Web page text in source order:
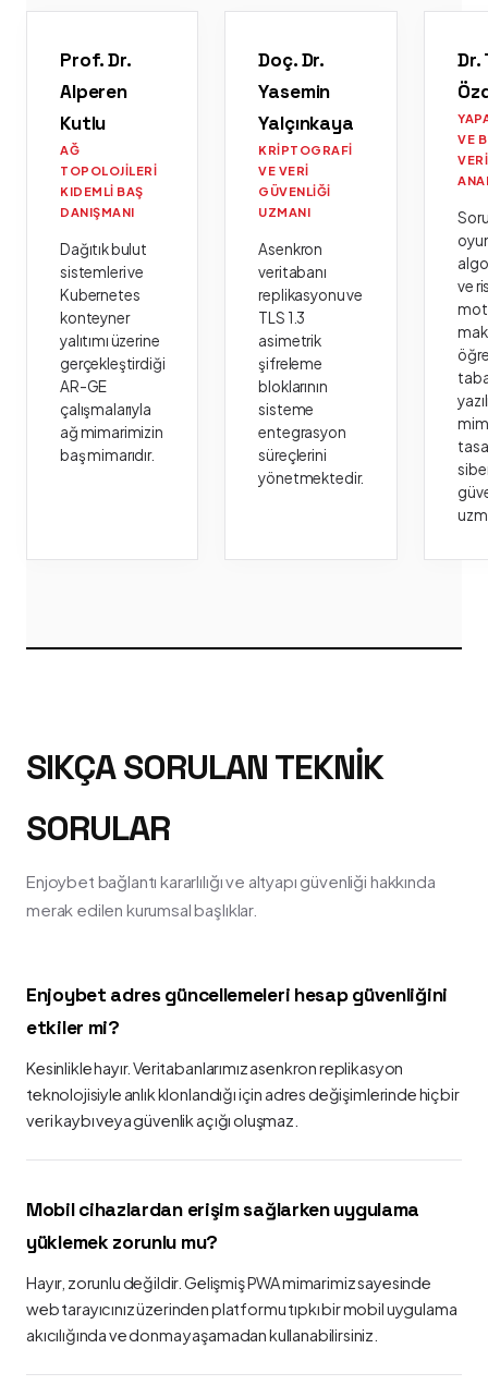
Prof. Dr.
Alperen
Kutlu
AĞ
TOPOLOJILERI
KIDEMLI BAŞ
DANIŞMANI
Dağıtık bulut
sistemleri ve
Kubernetes
konteyner
yalıtımı üzerine
gerçekleştirdiği
AR-GE
çalışmalarıyla
ağ mimarimizin
baş mimarıdır.
Doç. Dr.
Yasemin
Yalçınkaya
KRIPTOGRAFI
VE VERI
GÜVENLIĞI
UZMANI
Asenkron
veritabanı
replikasyonu ve
TLS 1.3
asimetrik
şifreleme
bloklarının
sisteme
entegrasyon
süreçlerini
yönetmektedir.
Dr.
VE
VERI
ve
SIKÇA SORULAN TEKNIK
SORULAR
Enjoybet bağlantı kararlılığı ve altyapı güvenliği hakkında
merak edilen kurumsal başlıklar.
Enjoybet adres güncellemeleri hesap güvenliğini
etkiler mi?
Kesinlikle hayır. Veritabanlarımız asenkron replikasyon
teknolojisiyle anlık klonlandığı için adres değişimlerinde hiçbir
veri kaybı veya güvenlik açığı oluşmaz.
Mobil cihazlardan erişim sağlarken uygulama
yüklemek zorunlu mu?
Hayır, zorunlu değildir. Gelişmiş PWA mimarimiz sayesinde
web tarayıcınız üzerinden platformu tıpkı bir mobil uygulama
akıcılığında ve donma yaşamadan kullanabilirsiniz.